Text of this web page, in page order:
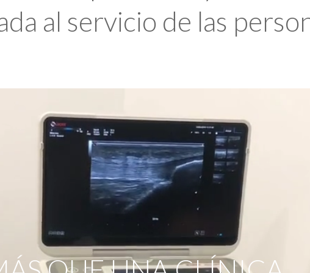
al servicio de las